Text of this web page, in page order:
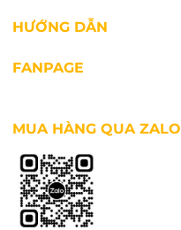
HƯỚNG DẪN
FANPAGE
MUA HÀNG QUA ZALO